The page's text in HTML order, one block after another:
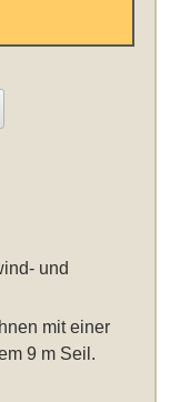
und
mit einer
9 m Seil.